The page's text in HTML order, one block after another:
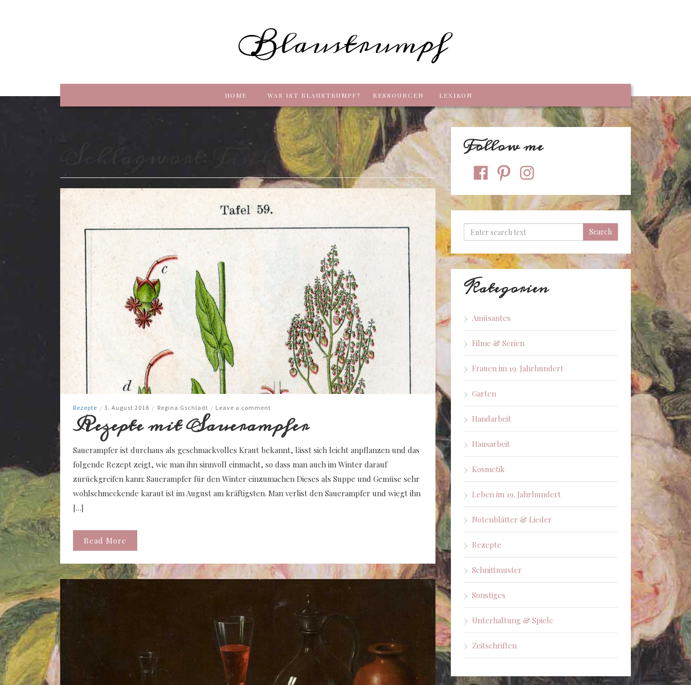
Blaustrumpf
HOME WAS IST BLAUSTRUMPF? RESSOURCEN LEXIKON
Fisch
Rezepte / 3. August 2018 / Regina Gschladt / Leave a comment
Rezepte mit Sauerampfer
Sauerampfer ist durchaus als geschmackvolles Kraut bekannt, lässt sich leicht anpflanzen und das
folgende Rezept zeigt, wie man ihn sinnvoll einmacht, so dass man auch im Winter darauf
zurückgreifen kann: Sauerampfer für den Winter einzumachen Dieses als Suppe und Gemüse sehr
wohlschmeckende karaut ist im August am kräftigsten. Man verlist den Sauerampfer und wiegt ihn
[…]
Read More
Follow me
facebookpinterestinstagram
Kategorien
Amüsantes
Filme & Serien
Frauen im 19. Jahrhundert
Garten
Handarbeit
Hausarbeit
Kosmetik
Leben im 19. Jahrhundert
Notenblätter & Lieder
Rezepte
Schnittmuster
Sonstiges
Unterhaltung & Spiele
Zeitschriften